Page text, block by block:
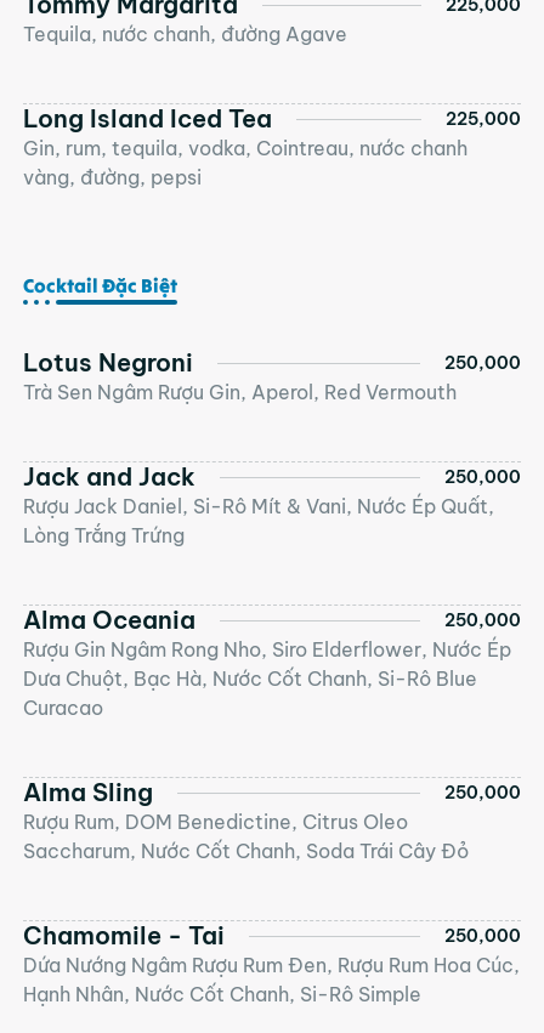
225,000
Tequila, nước chanh, đường Agave
Long Island Iced Tea 225,000
Gin, rum, tequila, vodka, Cointreau, nước chanh
vàng, đường, pepsi
Cocktail Đặc Biệt
Lotus Negroni 250,000
Trà Sen Ngâm Rượu Gin, Aperol, Red Vermouth
Jack and Jack 250,000
Rượu Jack Daniel, Si-Rô Mít & Vani, Nước Ép Quất,
Lòng Trắng Trứng
Alma Oceania 250,000
Rượu Gin Ngâm Rong Nho, Siro Elderflower, Nước Ép
Dưa Chuột, Bạc Hà, Nước Cốt Chanh, Si-Rô Blue
Curacao
Alma Sling 250,000
Rượu Rum, DOM Benedictine, Citrus Oleo
Saccharum, Nước Cốt Chanh, Soda Trái Cây Đỏ
Chamomile - Tai 250,000
Dứa Nướng Ngâm Rượu Rum Đen, Rượu Rum Hoa Cúc,
Hạnh Nhân, Nước Cốt Chanh, Si-Rô Simple